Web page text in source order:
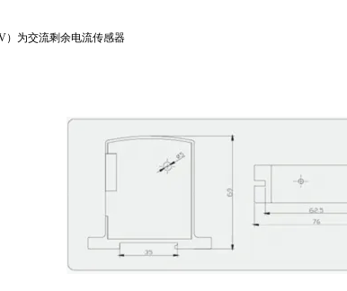
）为交流剩余电流传感器